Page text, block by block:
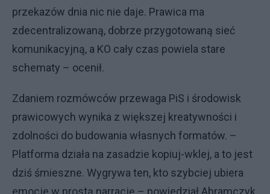
przekazów dnia nic nie daje. Prawica ma
zdecentralizowaną, dobrze przygotowaną sieć
komunikacyjną, a KO cały czas powiela stare
schematy – ocenił.
Zdaniem rozmówców przewaga PiS i środowisk
prawicowych wynika z większej kreatywności i
zdolności do budowania własnych formatów. –
Platforma działa na zasadzie kopiuj-wklej, a to jest
dziś śmieszne. Wygrywa ten, kto szybciej ubiera
emocje w prostą narrację – powiedział Abramczyk.